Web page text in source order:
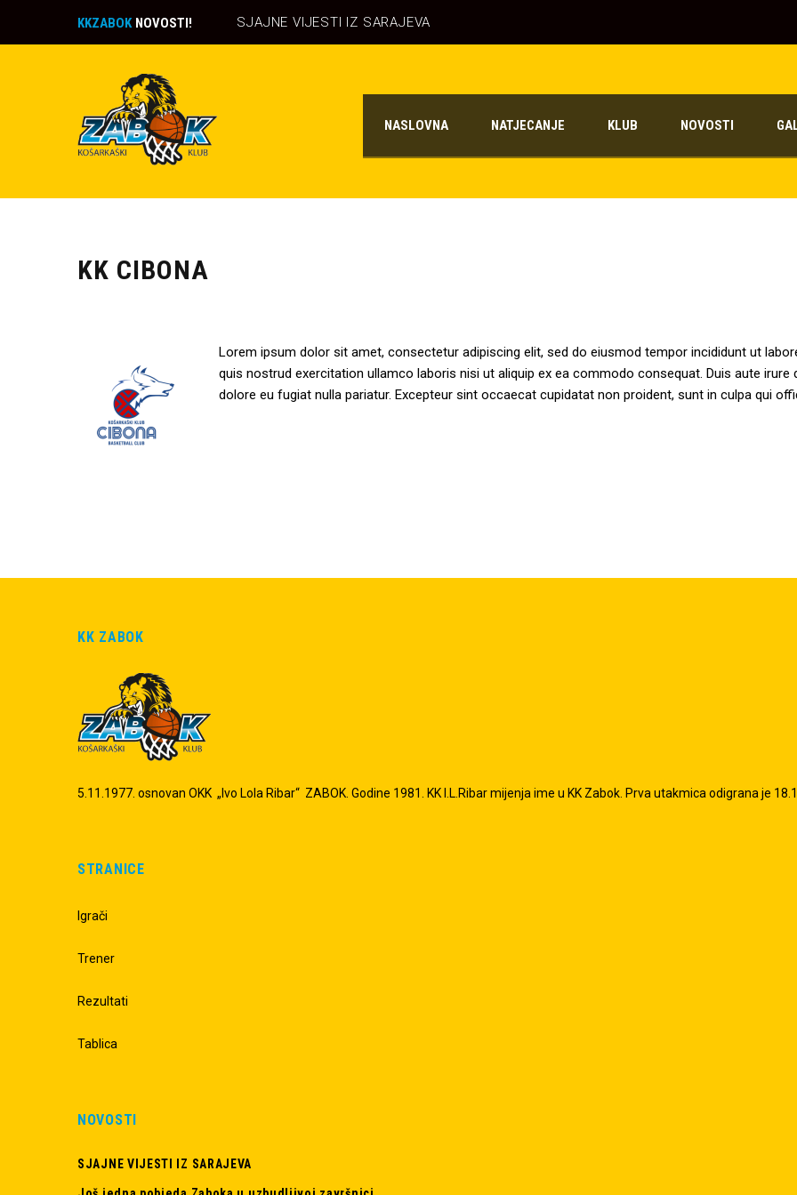
KKZABOKNOVOSTI! SJAJNE VIJESTI IZ SARAJEVA
NASLOVNA NATJECANJE KLUB NOVOSTI
KK CIBONA
Lorem ipsum dolor sit amet, consectetur adipiscing elit, sed do eiusmod tempor incididunt ut
quis nostrud exercitation ullamco laboris nisi ut aliquip ex ea commodo consequat. Duis aute
dolore eu fugiat nulla pariatur. Excepteur sint occaecat cupidatat non proident, sunt in culpa qui
KK ZABOK
5.11.1977. osnovan OKK „Ivo Lola Ribar“ ZABOK. Godine 1981. KK I.L.Ribar mijenja ime u KK Zabok. Prva utakmica odigrana je
STRANICE
Igrači
Trener
Rezultati
Tablica
NOVOSTI
SJAJNE VIJESTI IZ SARAJEVA